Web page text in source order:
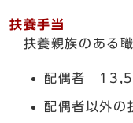
扶養手当
扶養親族のある
配偶者
配偶者以外